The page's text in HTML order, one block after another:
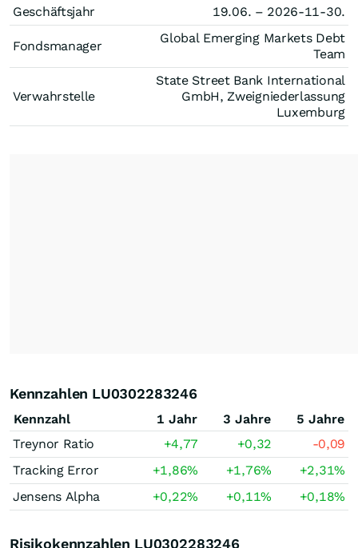
Geschäftsjahr
19.06. – 2026-11-30.
Fondsmanager
Global Emerging Markets Debt
Team
Verwahrstelle
State Street Bank International
GmbH, Zweigniederlassung
Luxemburg
Kennzahlen LU0302283246
Kennzahl 1 Jahr 3 Jahre
5 Jahre
Treynor Ratio
+4,77 +0,32
-0,09
Tracking Error
+1,86% +1,76% +2,31%
Jensens Alpha
+0,22% +0,11% +0,18%
Risikokennzahlen LU0302283246